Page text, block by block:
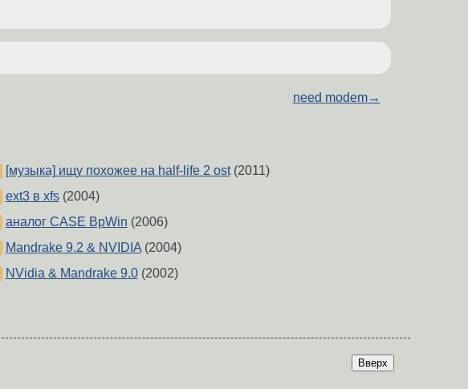
need modem→
[музыка] ищу похожее на half-life 2 ost(2011)
ext3 в xfs(2004)
аналог CASE BpWin (2006)
Mandrake 9.2 & NVIDIA(2004)
NVidia & Mandrake 9.0(2002)
Вверх